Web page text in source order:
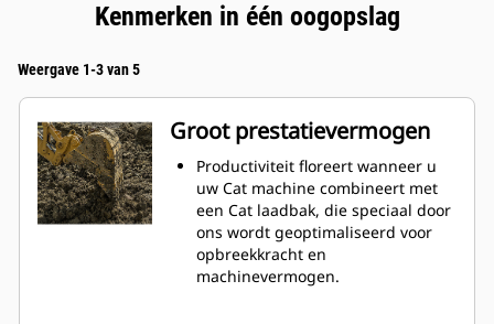
Kenmerken in één oogopslag
Weergave 1-3 van 5
Groot prestatievermogen
Productiviteit floreert wanneer u
uw Cat machine combineert met
een Cat laadbak, die speciaal door
ons wordt geoptimaliseerd voor
opbreekkracht en
machinevermogen.